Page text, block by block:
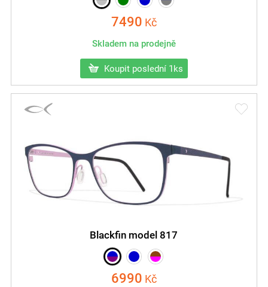
7490 Kč
Skladem na prodejně
Koupit poslední 1ks
Blackfin model 817
6990 Kč